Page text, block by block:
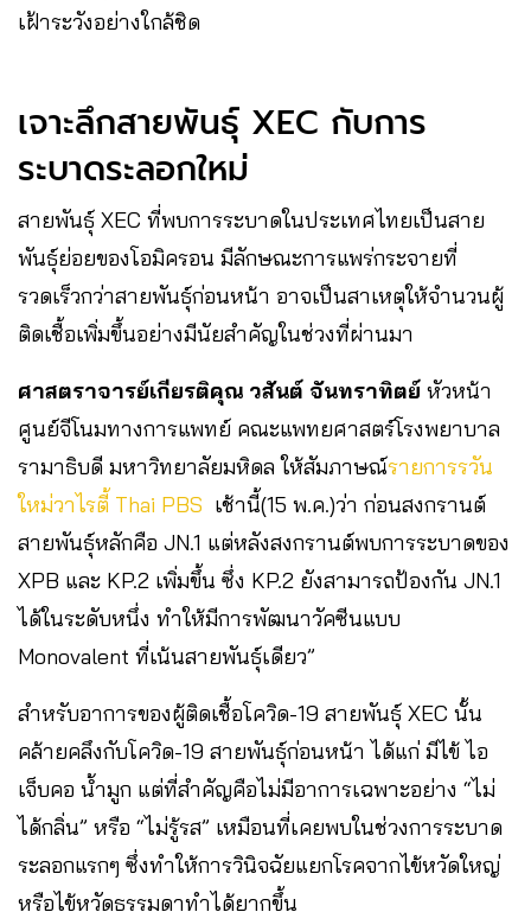
เฝ้าระวังอย่างใกล้ชิด
เจาะลึกสายพันธุ์ XEC กับการ
ระบาดระลอกใหม่
สายพันธุ์ XEC ที่พบการระบาดในประเทศไทยเป็นสาย
พันธุ์ย่อยของโอมิครอน มีลักษณะการแพร่กระจายที่
รวดเร็วกว่าสายพันธุ์ก่อนหน้า อาจเป็นสาเหตุให้จำนวนผู้
ติดเชื้อเพิ่มขึ้นอย่างมีนัยสำคัญในช่วงที่ผ่านมา
ศาสตราจารย์เกียรติคุณ วสันต์ จันทราทิตย์ หัวหน้า
ศูนย์จีโนมทางการแพทย์ คณะแพทยศาสตร์โรงพยาบาล
รามาธิบดี มหาวิทยาลัยมหิดล ให้สัมภาษณ์รายการรวัน
ใหม่วาไรตี้ Thai PBS เช้านี้(15 พ.ค.)ว่า ก่อนสงกรานต์
สายพันธุ์หลักคือ JN.1 แต่หลังสงกรานต์พบการระบาดของ
XPB และ KP.2 เพิ่มขึ้น ซึ่ง KP.2 ยังสามารถป้องกัน JN.1
ได้ในระดับหนึ่ง ทำให้มีการพัฒนาวัคซีนแบบ
Monovalent ที่เน้นสายพันธุ์เดียว”
สำหรับอาการของผู้ติดเชื้อโควิด-19 สายพันธุ์ XEC นั้น
คล้ายคลึงกับโควิด-19 สายพันธุ์ก่อนหน้า ได้แก่ มีไข้ ไอ
เจ็บคอ น้ำมูก แต่ที่สำคัญคือไม่มีอาการเฉพาะอย่าง “ไม่
ได้กลิ่น” หรือ “ไม่รู้รส” เหมือนที่เคยพบในช่วงการระบาด
ระลอกแรกๆ ซึ่งทำให้การวินิจฉัยแยกโรคจากไข้หวัดใหญ่
หรือไข้หวัดธรรมดาทำได้ยากขึ้น